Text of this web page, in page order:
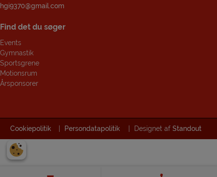
hgi9370@gmail.com
Find det du søger
Events
Gymnastik
Sportsgrene
Motionsrum
Årsponsorer
Cookiepolitik Persondatapolitik Designet af Standout